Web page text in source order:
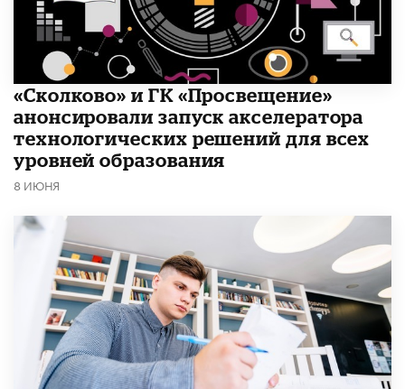
«Сколково» и ГК «Просвещение»
анонсировали запуск акселератора
технологических решений для всех
уровней образования
8 ИЮНЯ